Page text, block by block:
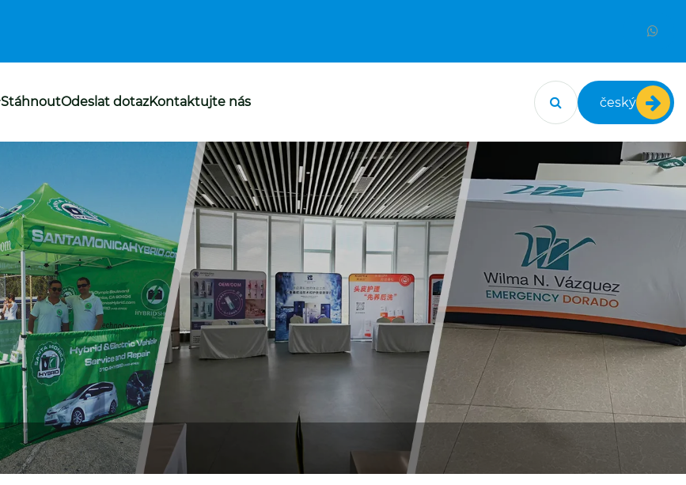
StáhnoutOdeslat dotazKontaktujte nás český